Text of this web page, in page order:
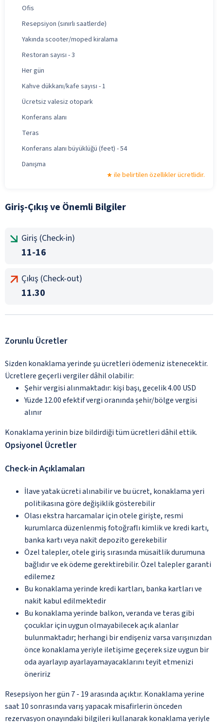
Ofis
Resepsiyon (sınırlı saatlerde)
Yakında scooter/moped kiralama
Restoran sayısı - 3
Her gün
Kahve dükkanı/kafe sayısı - 1
Ücretsiz valesiz otopark
Konferans alanı
Teras
Konferans alanı büyüklüğü (feet) - 54
Danışma
ile belirtilen özellikler ücretlidir.
Giriş-Çıkış ve Önemli Bilgiler
Giriş (Check-in)
11-16
Çıkış (Check-out)
11.30
Zorunlu Ücretler
Sizden konaklama yerinde şu ücretleri ödemeniz istenecektir.
Ücretlere geçerli vergiler dâhil olabilir:
Şehir vergisi alınmaktadır: kişi başı, gecelik 4.00 USD
Yüzde 12.00 efektif vergi oranında şehir/bölge vergisi
alınır
Konaklama yerinin bize bildirdiği tüm ücretleri dâhil ettik.
Opsiyonel Ücretler
Check-in Açıklamaları
İlave yatak ücreti alınabilir ve bu ücret, konaklama yeri
politikasına göre değişiklik gösterebilir
Olası ekstra harcamalar için otele girişte, resmi
kurumlarca düzenlenmiş fotoğraflı kimlik ve kredi kartı,
banka kartı veya nakit depozito gerekebilir
Özel talepler, otele giriş sırasında müsaitlik durumuna
bağlıdır ve ek ödeme gerektirebilir. Özel talepler garanti
edilemez
Bu konaklama yerinde kredi kartları, banka kartları ve
nakit kabul edilmektedir
Bu konaklama yerinde balkon, veranda ve teras gibi
çocuklar için uygun olmayabilecek açık alanlar
bulunmaktadır; herhangi bir endişeniz varsa varışınızdan
önce konaklama yeriyle iletişime geçerek size uygun bir
oda ayarlayıp ayarlayamayacaklarını teyit etmenizi
öneririz
Resepsiyon her gün 7 - 19 arasında açıktır. Konaklama yerine
saat 10 sonrasında varış yapacak misafirlerin önceden
rezervasyon onayındaki bilgileri kullanarak konaklama yeriyle